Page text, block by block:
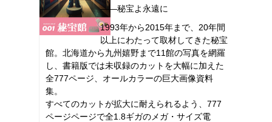
――秘宝よ永遠に
1993年から2015年まで、20年間
以上にわたって取材してきた秘宝
館。北海道から九州嬉野まで11館の写真を網羅
し、書籍版では未収録のカットを大幅に加えた
全777ページ、オールカラーの巨大画像資料
集。
すべてのカットが拡大に耐えられるよう、777
ページページで全1.8ギガのメガ・サイズ電